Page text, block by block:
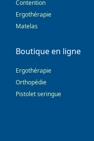
Contention
Ergothérapie
Matelas
Boutique en ligne
Ergothérapie
Orthopédie
Pistolet seringue